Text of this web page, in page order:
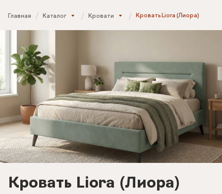
Главная Каталог Кровати Кровать Liora (Лиора)
Кровать Liora (Лиора)